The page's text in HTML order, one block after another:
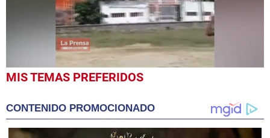
0
seconds
seconds
MIS TEMAS PREFERIDOS
CONTENIDO PROMOCIONADO